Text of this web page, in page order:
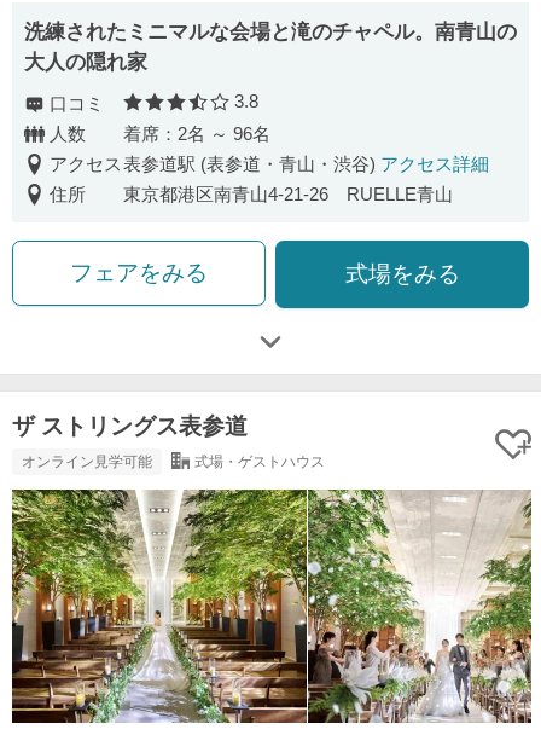
洗練されたミニマルな会場と滝のチャペル。南青山の
大人の隠れ家
口コミ 口コミ評価
3.8
人数
着席：2名 ～ 96名
アクセス表参道駅 (表参道・青山・渋谷) アクセス詳細
住所
東京都港区南青山4-21-26 RUELLE青山
フェアをみる 式場をみる
ザ ストリングス表参道
オンライン見学可能 式場・ゲストハウス